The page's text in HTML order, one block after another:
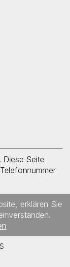
Diese Seite
erklären Sie